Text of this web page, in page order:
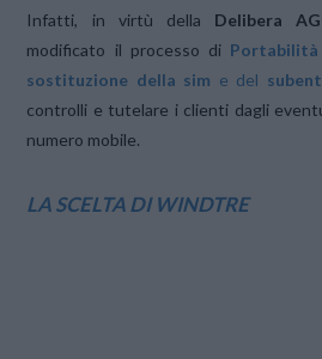
Infatti, in virtù della Delibera
modificato il processo di
sostituzione della sim e del
controlli e tutelare i clienti dagli
numero mobile.
LA SCELTA DI WINDTRE